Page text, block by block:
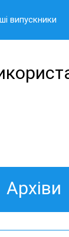
випускники
Aрхіви